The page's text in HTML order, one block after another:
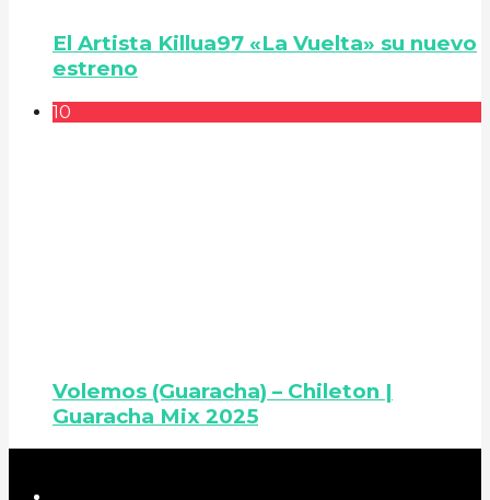
El Artista Killua97 «La Vuelta» su nuevo
estreno
10
Volemos (Guaracha) – Chileton |
Guaracha Mix 2025